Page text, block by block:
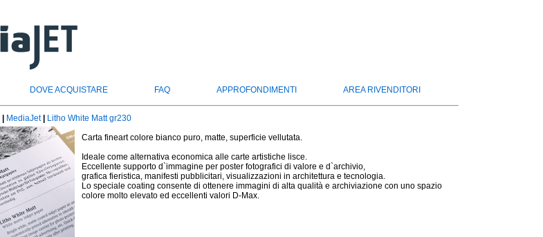
DOVE ACQUISTARE FAQ APPROFONDIMENTI AREA RIVENDITORI
MediaJet
Litho White Matt gr230
Carta fineart colore bianco puro, matte, superficie vellutata.
Ideale come alternativa economica alle carte artistiche lisce.
Eccellente supporto d`immagine per poster fotografici di valore e d`archivio,
grafica fieristica, manifesti pubblicitari, visualizzazioni in architettura e tecnologia.
Lo speciale coating consente di ottenere immagini di alta qualità e archiviazione con uno spazio
colore molto elevato ed eccellenti valori D-Max.